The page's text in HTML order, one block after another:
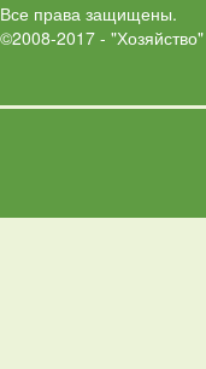
Все права защищены.
©2008-2017 - "Хозяйство"